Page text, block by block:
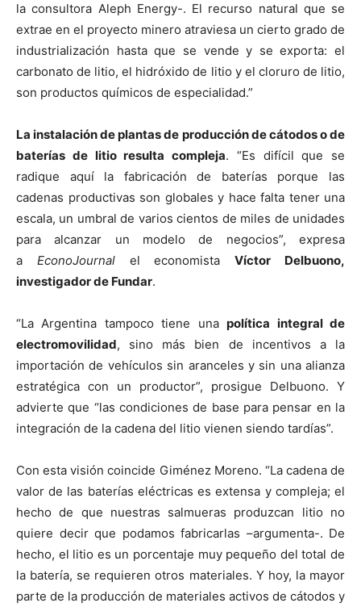
la consultora Aleph Energy-. El recurso natural que se
extrae en el proyecto minero atraviesa un cierto grado de
industrialización hasta que se vende y se exporta: el
carbonato de litio, el hidróxido de litio y el cloruro de litio,
son productos químicos de especialidad.”
La instalación de plantas de producción de cátodos o de
baterías de litio resulta compleja. “Es difícil que se
radique aquí la fabricación de baterías porque las
cadenas productivas son globales y hace falta tener una
escala, un umbral de varios cientos de miles de unidades
para alcanzar un modelo de negocios”, expresa
a EconoJournal el economistaVíctor Delbuono,
investigador de Fundar.
“La Argentina tampoco tiene unapolítica integral de
electromovilidad, sino más bien de incentivos a la
importación de vehículos sin aranceles y sin una alianza
estratégica con un productor”, prosigue Delbuono. Y
advierte que “las condiciones de base para pensar en la
integración de la cadena del litio vienen siendo tardías”.
Con esta visión coincide Giménez Moreno. “La cadena de
valor de las baterías eléctricas es extensa y compleja; el
hecho de que nuestras salmueras produzcan litio no
quiere decir que podamos fabricarlas –argumenta-. De
hecho, el litio es un porcentaje muy pequeño del total de
la batería, se requieren otros materiales. Y hoy, la mayor
parte de la producción de materiales activos de cátodos y